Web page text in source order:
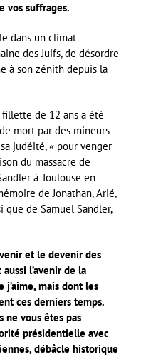
vos suffrages.
dans un climat
des Juifs, de désordre
à son zénith depuis la
de 12 ans a été
mort par des mineurs
judéité, « pour venger
du massacre de
à Toulouse en
de Jonathan, Arié,
de Samuel Sandler,
et le devenir des
l’avenir de la
j’aime, mais dont les
ces derniers temps.
ne vous êtes pas
présidentielle avec
débâcle historique